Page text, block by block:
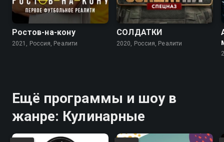
Ростов-на-кону
2021, Россия, Реалити
СОЛДАТКИ
2020, Россия, Реалити
Ещё программы и шоу в
жанре: Кулинарные